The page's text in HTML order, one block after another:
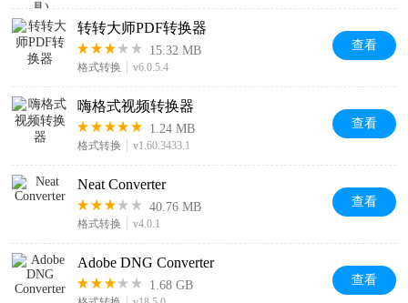
转转大师PDF转换器
15.32 MB
格式转换 v6.0.5.4
查看
嗨格式视频转换器
1.24 MB
格式转换 v1.60.3433.1
查看
Neat Converter
40.76 MB
格式转换 v4.0.1
查看
Adobe DNG Converter
1.68 GB 查看